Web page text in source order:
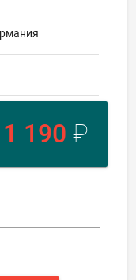
1 190 ₽